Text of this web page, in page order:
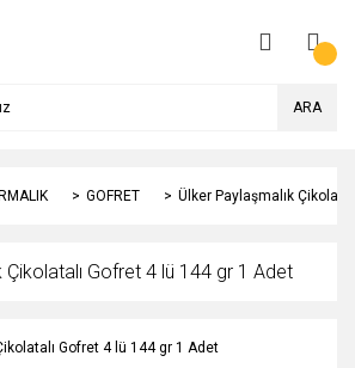
ARA
GOFRET Ülker Paylaşmalık
Çikolatalı Gofret 4 lü 144 gr 1 Adet